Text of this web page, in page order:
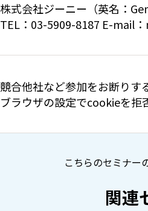
株式会社ジーニー（英名：
TEL：03-5909-8187 E-mail
競合他社など参加をお断りす
ブラウザの設定でcookieを拒
こちらのセミナー
関連